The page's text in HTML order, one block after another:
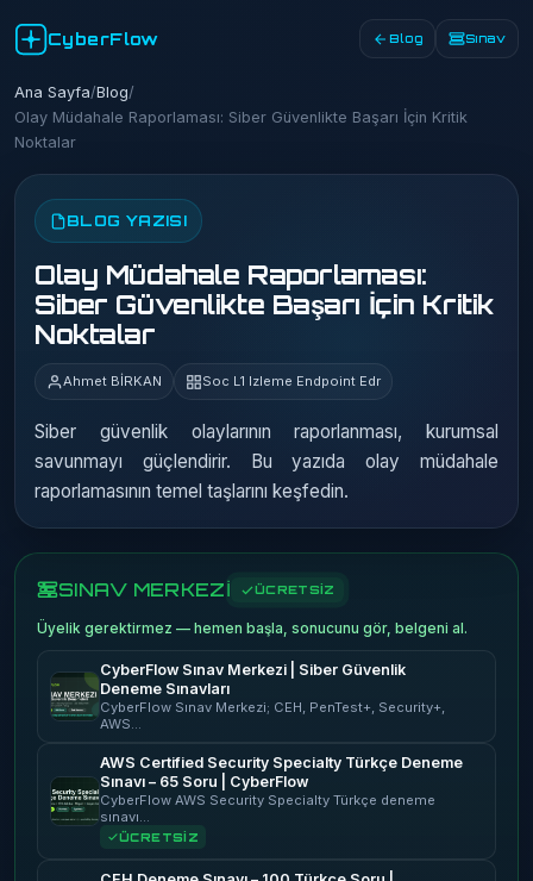
CyberFlow Blog Sınav
Ana Sayfa/Blog/
Olay Müdahale Raporlaması: Siber Güvenlikte Başarı İçin Kritik
Noktalar
BLOG YAZISI
Olay Müdahale Raporlaması:
Siber Güvenlikte Başarı İçin Kritik
Noktalar
Ahmet BİRKAN Soc L1 Izleme Endpoint Edr
Siber güvenlik olaylarının raporlanması, kurumsal
savunmayı güçlendirir. Bu yazıda olay müdahale
raporlamasının temel taşlarını keşfedin.
SINAV MERKEZİ ÜCRETSİZ
Üyelik gerektirmez — hemen başla, sonucunu gör, belgeni al.
CyberFlow Sınav Merkezi | Siber Güvenlik
Deneme Sınavları
CyberFlow Sınav Merkezi; CEH, PenTest+, Security+,
AWS…
AWS Certified Security Specialty Türkçe Deneme
Sınavı – 65 Soru | CyberFlow
CyberFlow AWS Security Specialty Türkçe deneme
sınavı…
ÜCRETSİZ